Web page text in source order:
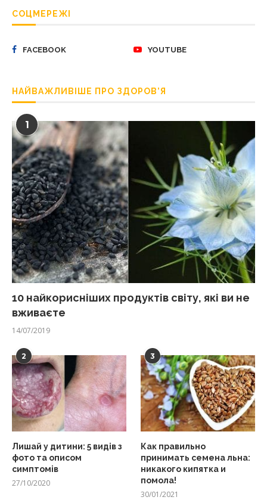
СОЦМЕРЕЖІ
FACEBOOK YOUTUBE
НАЙВАЖЛИВІШЕ ПРО ЗДОРОВ’Я
1
10 найкорисніших продуктів світу, які ви не
вживаєте
14/07/2019
2
Лишай у дитини: 5 видів з
фото та описом
симптомів
27/10/2020
3
Как правильно
принимать семена льна:
никакого кипятка и
помола!
30/01/2021